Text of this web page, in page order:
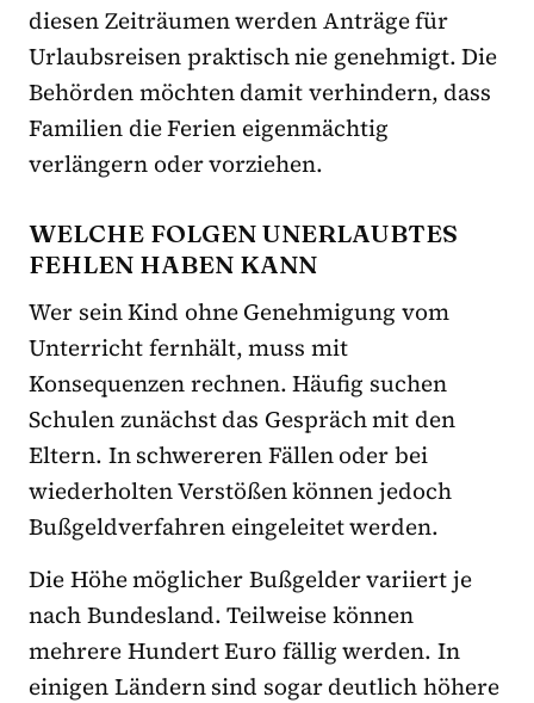
diesen Zeiträumen werden Anträge für
Urlaubsreisen praktisch nie genehmigt. Die
Behörden möchten damit verhindern, dass
Familien die Ferien eigenmächtig
verlängern oder vorziehen.
WELCHE FOLGEN UNERLAUBTES
FEHLEN HABEN KANN
Wer sein Kind ohne Genehmigung vom
Unterricht fernhält, muss mit
Konsequenzen rechnen. Häufig suchen
Schulen zunächst das Gespräch mit den
Eltern. In schwereren Fällen oder bei
wiederholten Verstößen können jedoch
Bußgeldverfahren eingeleitet werden.
Die Höhe möglicher Bußgelder variiert je
nach Bundesland. Teilweise können
mehrere Hundert Euro fällig werden. In
einigen Ländern sind sogar deutlich höhere